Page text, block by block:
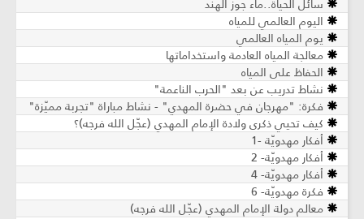
سائل الحياة..ماء جوز الهند
اليوم العالمي للمياه
يوم المياه العالمي
معالجة المياه العادمة واستخداماتها
الحفاظ على المياه
نشاط تدريب عن بعد "الحرب الناعمة"
فكرة: "مهرجان في حضرة المهدي" - نشاط مباراة "تجربة مميّزة"
كيف تحيي ذكرى ولادة الإمام المهدي (عجّل الله فرجه)؟
أفكار مهدويّة -1
أفكار مهدويّة- 2
أفكار مهدويّة- 4
فكرة مهدويّة- 6
معالم دولة الإمام المهدي (عجّل الله فرجه)